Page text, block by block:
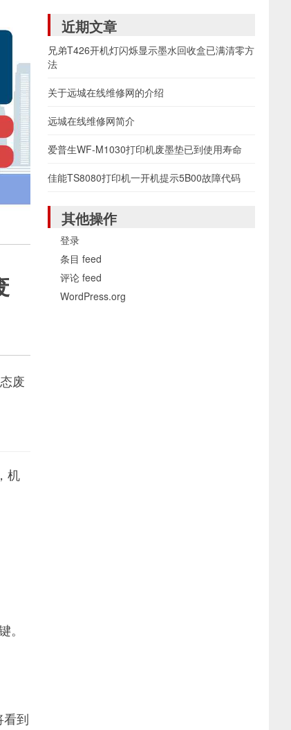
废
机
看到
近期文章
兄弟T426开机灯闪烁显示墨水回收盒已满清零方
法
关于远城在线维修网的介绍
远城在线维修网简介
爱普生WF-M1030打印机废墨垫已到使用寿命
佳能TS8080打印机一开机提示5B00故障代码
其他操作
登录
条目 feed
评论 feed
WordPress.org